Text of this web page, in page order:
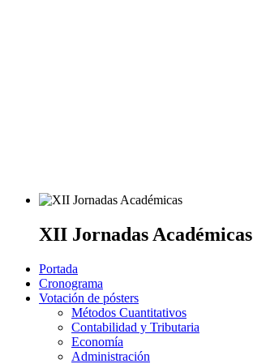
XII Jornadas Académicas
Portada
Cronograma
Votación de pósters
Métodos Cuantitativos
Contabilidad y Tributaria
Economía
Administración